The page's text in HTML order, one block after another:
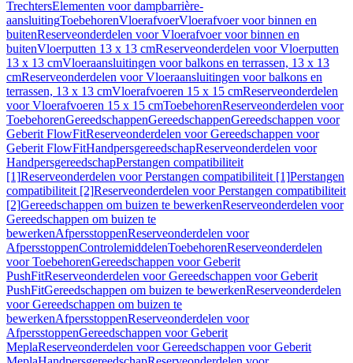
TrechtersElementen voor dampbarrière-
aansluitingToebehorenVloerafvoerVloerafvoer voor binnen en
buitenReserveonderdelen voor Vloerafvoer voor binnen en
buitenVloerputten 13 x 13 cmReserveonderdelen voor Vloerputten
13 x 13 cmVloeraansluitingen voor balkons en terrassen, 13 x 13
cmReserveonderdelen voor Vloeraansluitingen voor balkons en
terrassen, 13 x 13 cmVloerafvoeren 15 x 15 cmReserveonderdelen
voor Vloerafvoeren 15 x 15 cmToebehorenReserveonderdelen voor
ToebehorenGereedschappenGereedschappenGereedschappen voor
Geberit FlowFitReserveonderdelen voor Gereedschappen voor
Geberit FlowFitHandpersgereedschapReserveonderdelen voor
HandpersgereedschapPerstangen compatibiliteit
[1]Reserveonderdelen voor Perstangen compatibiliteit [1]Perstangen
compatibiliteit [2]Reserveonderdelen voor Perstangen compatibiliteit
[2]Gereedschappen om buizen te bewerkenReserveonderdelen voor
Gereedschappen om buizen te
bewerkenAfpersstoppenReserveonderdelen voor
AfpersstoppenControlemiddelenToebehorenReserveonderdelen
voor ToebehorenGereedschappen voor Geberit
PushFitReserveonderdelen voor Gereedschappen voor Geberit
PushFitGereedschappen om buizen te bewerkenReserveonderdelen
voor Gereedschappen om buizen te
bewerkenAfpersstoppenReserveonderdelen voor
AfpersstoppenGereedschappen voor Geberit
MeplaReserveonderdelen voor Gereedschappen voor Geberit